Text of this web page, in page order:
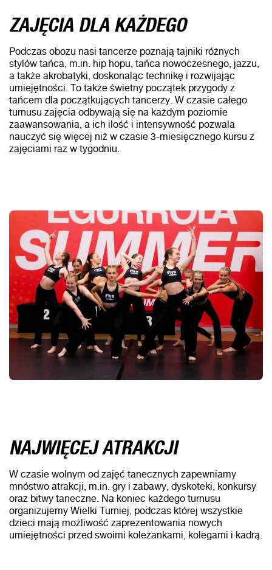
ZAJĘCIA DLA KAŻDEGO
Podczas obozu nasi tancerze poznają tajniki różnych
stylów tańca, m.in. hip hopu, tańca nowoczesnego, jazzu,
a także akrobatyki, doskonaląc technikę i rozwijając
umiejętności. To także świetny początek przygody z
tańcem dla początkujących tancerzy. W czasie całego
turnusu zajęcia odbywają się na każdym poziomie
zaawansowania, a ich ilość i intensywność pozwala
nauczyć się więcej niż w czasie 3-miesięcznego kursu z
zajęciami raz w tygodniu.
NAJWIĘCEJ ATRAKCJI
W czasie wolnym od zajęć tanecznych zapewniamy
mnóstwo atrakcji, m.in. gry i zabawy, dyskoteki, konkursy
oraz bitwy taneczne. Na koniec każdego turnusu
organizujemy Wielki Turniej, podczas której wszystkie
dzieci mają możliwość zaprezentowania nowych
umiejętności przed swoimi koleżankami, kolegami i kadrą.